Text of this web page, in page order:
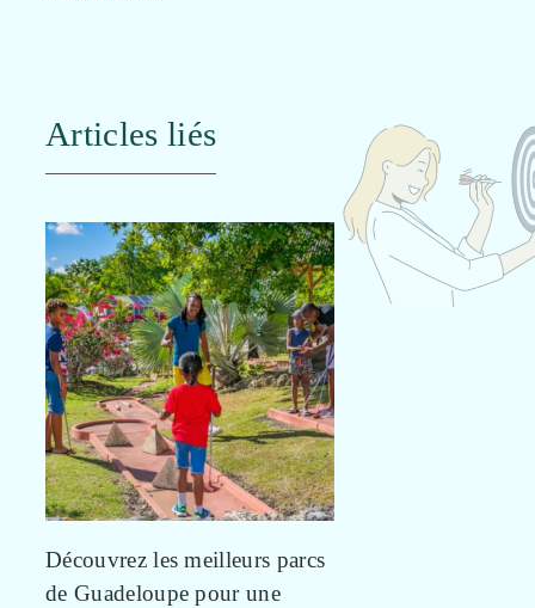
Articles liés
Découvrez les meilleurs parcs
de Guadeloupe pour une